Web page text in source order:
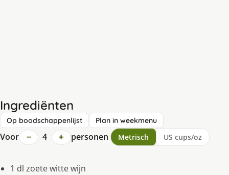
Ingrediënten
Op boodschappenlijst Plan in weekmenu
Voor − 4 + personen Metrisch US cups/oz
1 dl zoete witte wijn